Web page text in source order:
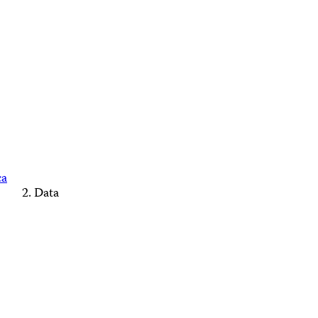
Data